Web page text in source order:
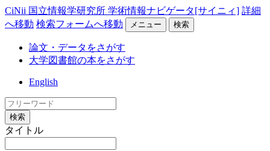
CiNii 国立情報学研究所 学術情報ナビゲータ[サイニィ] 詳細
へ移動 検索フォームへ移動 メニュー 検索
論文・データをさがす
大学図書館の本をさがす
English
検索
タイトル